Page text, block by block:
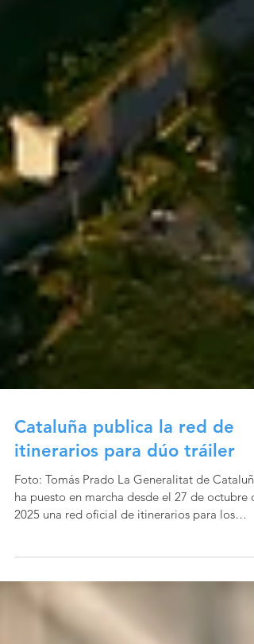
Cataluña publica la red de
itinerarios para dúo tráiler
Foto: Tomás Prado La Generalitat de Cataluña
ha puesto en marcha desde el 27 de octubre
conjuntos de gran capacidad conocidos como
“dúo tráiler”. Esta decisión (publicada en la
resolución correspondiente) se enmarca en la
voluntad de ordenar el tráfico pesado, reforzar
la seguridad y hacer más eficientes y